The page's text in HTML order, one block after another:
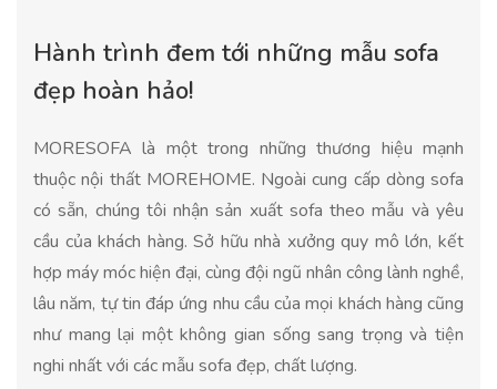
Hành trình đem tới những mẫu sofa
đẹp hoàn hảo!
MORESOFA là một trong những thương hiệu mạnh
thuộc nội thất MOREHOME. Ngoài cung cấp dòng sofa
có sẵn, chúng tôi nhận sản xuất sofa theo mẫu và yêu
cầu của khách hàng. Sở hữu nhà xưởng quy mô lớn, kết
hợp máy móc hiện đại, cùng đội ngũ nhân công lành nghề,
lâu năm, tự tin đáp ứng nhu cầu của mọi khách hàng cũng
như mang lại một không gian sống sang trọng và tiện
nghi nhất với các mẫu sofa đẹp, chất lượng.